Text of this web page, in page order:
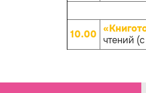
10.00 чтений